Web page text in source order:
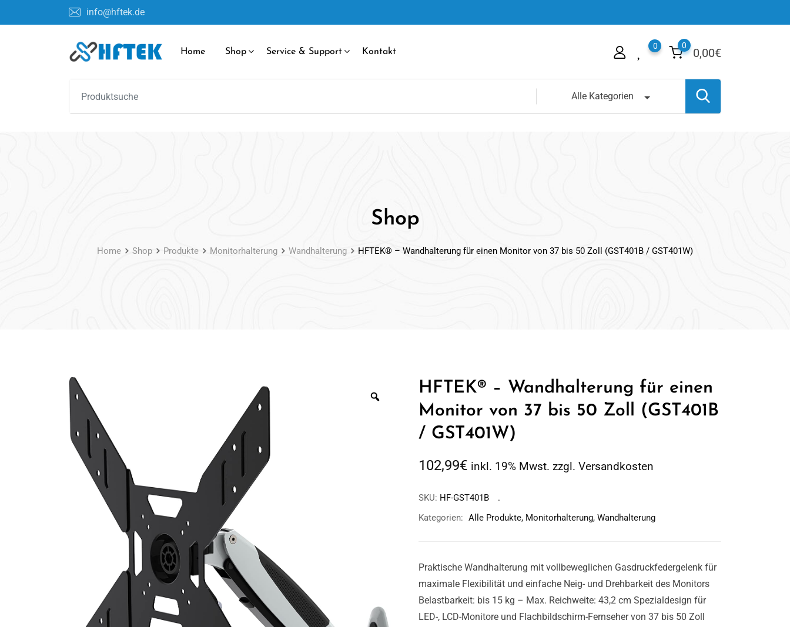
to
info@hftek.de
Home Shop Service & Support Kontakt 0,00€
0
0
Alle Kategorien
Shop
Home Shop Produkte Monitorhalterung Wandhalterung HFTEK® – Wandhalterung für einen Monitor von 37 bis 50 Zoll (GST401B / GST401W)
HFTEK® – Wandhalterung für einen
Monitor von 37 bis 50 Zoll (GST401B
/ GST401W)
102,99€ inkl. 19% Mwst. zzgl. Versandkosten
SKU: HF-GST401B
Kategorien: Alle Produkte, Monitorhalterung, Wandhalterung
Praktische Wandhalterung mit vollbeweglichen Gasdruckfedergelenk für
maximale Flexibilität und einfache Neig- und Drehbarkeit des Monitors
Belastbarkeit: bis 15 kg – Max. Reichweite: 43,2 cm Spezialdesign für
LED-, LCD-Monitore und Flachbildschirm-Fernseher von 37 bis 50 Zoll